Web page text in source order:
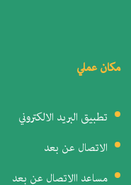
مكان عملي
تطبيق البريد الالكتروني
الاتصال عن بعد
مساعد االاتصال عن بعد